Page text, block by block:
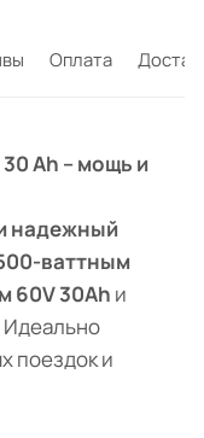
Оплата
Ah – мощь и
надежный
ваттным
60V 30Ah и
Идеально
поездок и